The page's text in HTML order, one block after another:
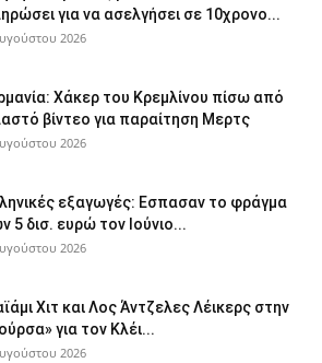
για να ασελγήσει σε 10χρονο...
2026
Χάκερ του Κρεμλίνου πίσω από
βίντεο για παραίτηση Μερτς
2026
εξαγωγές: Εσπασαν το φράγμα
5 δισ. ευρώ τον Ιούνιο...
2026
Χιτ και Λος Άντζελες Λέικερς στην
για τον Κλέι...
2026